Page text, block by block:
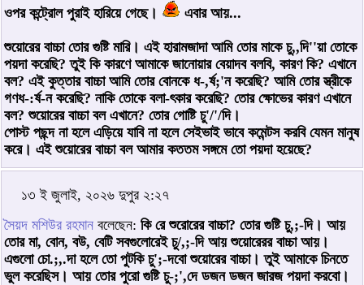
ওপর কন্ট্রোল পুরাই হারিয়ে গেছে।
এবার আয়...
শুয়োরের বাচ্চা তোর গুষ্টি মারি। এই হারামজাদা আমি তোর মাকে চু,,দি''য়া তোকে
পয়দা করেছি? তুই কি কারণে আমাকে জানোয়ার বেয়াদব বলবি, কারণ কি? এখানে
বল? এই কুত্তার বাচ্চা আমি তোর বোনকে ধ-,র্ষ;'ন করেছি? আমি তোর স্ত্রীকে
গণধ-:র্ষ-ন করেছি? নাকি তোকে বলা-ৎকার করেছি? তোর ক্ষোভের কারণ এখানে
বল? শুয়োরের বাচ্চা বল এখানে? তোর গোষ্টি চু'/'/দি।
পোস্ট পছন্দ না হলে এড়িয়ে যাবি না হলে সেইভাই ভাবে কমেন্টস করবি যেমন মানুষ
করে। এই শুয়োরের বাচ্চা বল আমার কততম সঙ্গমে তো পয়দা হয়েছে?
১৩ ই জুলাই, ২০২৬ দুপুর ২:২৭
সৈয়দ মশিউর রহমান বলেছেন: কি রে শুরোরের বাচ্চা? তোর গুষ্টি চু,;-দি। আয়
তোর মা, বোন, বউ, বেটি সবগুলোরেই চু/,;-দি আয় শুয়োরেরর বাচ্চা আয়।
এগুলো চো.;,.দা হলে তো পুটকি চু';-দবো শুয়োরের বাচ্চা। তুই আমাকে চিনতে
ভুল করেছিস। আয় তোর পুরো গুষ্টি চু-;',দে ডজন ডজন জারজ পয়দা করবো।